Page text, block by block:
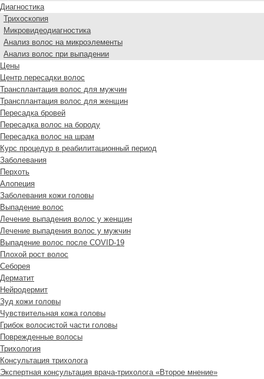
Диагностика
Трихоскопия
Микровидеодиагностика
Анализ волос на микроэлементы
Анализ волос при выпадении
Цены
Центр пересадки волос
Трансплантация волос для мужчин
Трансплантация волос для женщин
Пересадка бровей
Пересадка волос на бороду
Пересадка волос на шрам
Курс процедур в реабилитационный период
Заболевания
Перхоть
Алопеция
Заболевания кожи головы
Выпадение волос
Лечение выпадения волос у женщин
Лечение выпадения волос у мужчин
Выпадение волос после COVID-19
Плохой рост волос
Cеборея
Дерматит
Нейродермит
Зуд кожи головы
Чувствительная кожа головы
Грибок волосистой части головы
Поврежденные волосы
Трихология
Консультация трихолога
Экспертная консультация врача-трихолога «Второе мнение»